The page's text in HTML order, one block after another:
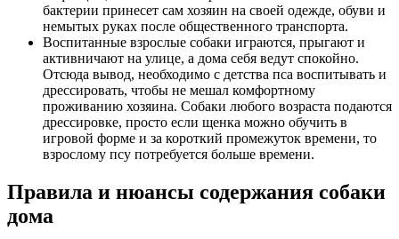
бактерии принесет сам хозяин на своей одежде, обуви и
немытых руках после общественного транспорта.
Воспитанные взрослые собаки играются, прыгают и
активничают на улице, а дома себя ведут спокойно.
Отсюда вывод, необходимо с детства пса воспитывать и
дрессировать, чтобы не мешал комфортному
проживанию хозяина. Собаки любого возраста подаются
дрессировке, просто если щенка можно обучить в
игровой форме и за короткий промежуток времени, то
взрослому псу потребуется больше времени.
Правила и нюансы содержания собаки
дома